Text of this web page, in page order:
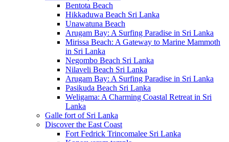
Bentota Beach
Hikkaduwa Beach Sri Lanka
Unawatuna Beach
Arugam Bay: A Surfing Paradise in Sri Lanka
Mirissa Beach: A Gateway to Marine Mammoth
in Sri Lanka
Negombo Beach Sri Lanka
Nilaveli Beach Sri Lanka
Arugam Bay: A Surfing Paradise in Sri Lanka
Pasikuda Beach Sri Lanka
Weligama: A Charming Coastal Retreat in Sri
Lanka
Galle fort of Sri Lanka
Discover the East Coast
Fort Fedrick Trincomalee Sri Lanka